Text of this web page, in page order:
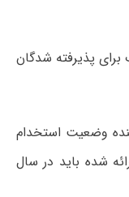
برای پذیرفته شدگان
وضعیت استخدام
شده باید در سال